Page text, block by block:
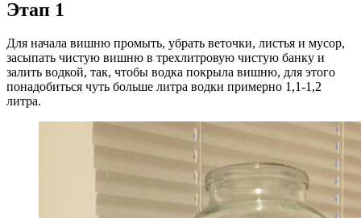
Этап 1
Для начала вишню промыть, убрать веточки, листья и мусор,
засыпать чистую вишню в трехлитровую чистую банку и
залить водкой, так, чтобы водка покрыла вишню, для этого
понадобиться чуть больше литра водки примерно 1,1-1,2
литра.